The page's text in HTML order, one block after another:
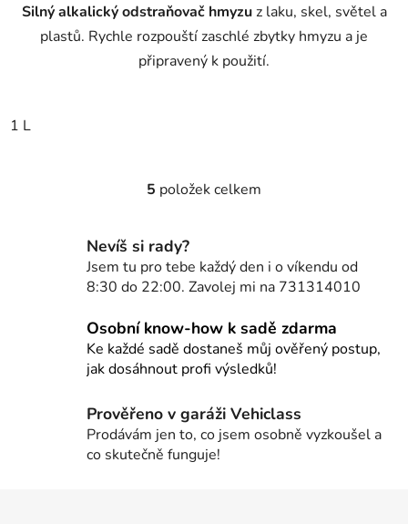
hvězdiček.
Silný alkalický odstraňovač hmyzuz laku, skel, světel a
plastů. Rychle rozpouští zaschlé zbytky hmyzu a je
připravený k použití.
1 L
O
á
d
a
í
p
r
k
y
v
5 položek celkem
Nevíš si rady?
Jsem tu pro tebe každý den i o víkendu od
8:30 do 22:00. Zavolej mi na 731314010
Osobní know-how k sadě zdarma
Ke každé sadě dostaneš můj ověřený postup,
jak dosáhnout profi výsledků!
Prověřeno v garáži Vehiclass
Prodávám jen to, co jsem osobně vyzkoušel a
co skutečně funguje!